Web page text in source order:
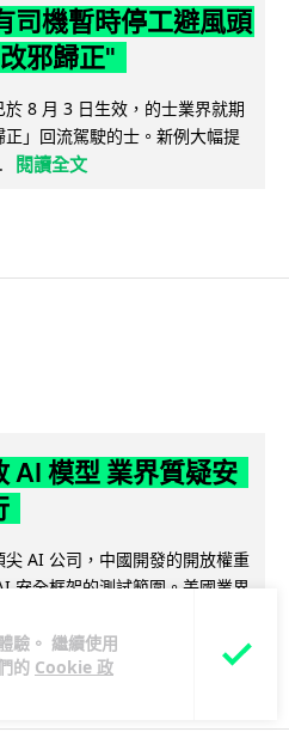
驗。 繼續使用
的 Cookie 政
司機暫時停工避風頭
邪歸正"
8 月 3 日生效，的士業界就期
」回流駕駛的士。新例大幅提
閱讀全文
AI 模型 業界質疑安
AI 公司，中國開發的開放權重
安全框架的測試範圍。美國業界